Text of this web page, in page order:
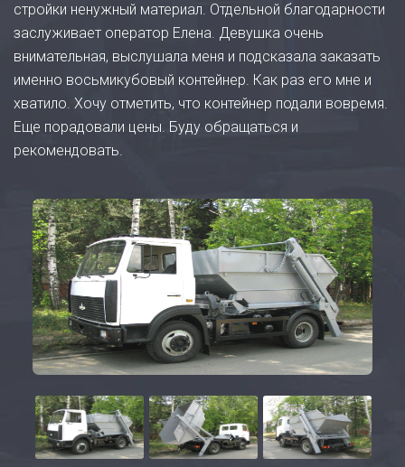
стройки ненужный материал. Отдельной благодарности
заслуживает оператор Елена. Девушка очень
внимательная, выслушала меня и подсказала заказать
именно восьмикубовый контейнер. Как раз его мне и
хватило. Хочу отметить, что контейнер подали вовремя.
Еще порадовали цены. Буду обращаться и
рекомендовать.